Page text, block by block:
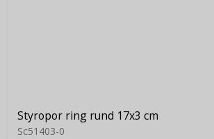
Styropor ring rund 17x3 cm
Sc51403-0